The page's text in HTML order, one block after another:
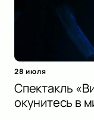
28 июля
Спектакль
окунитесь в